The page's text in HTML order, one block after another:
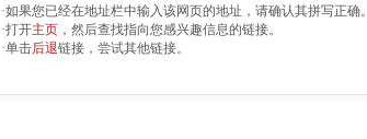
·如果您已经在地址栏中输入该网页的地址，请确认其拼写正确。
·打开主页 ，然后查找指向您感兴趣信息的链接。
·单击后退链接，尝试其他链接。